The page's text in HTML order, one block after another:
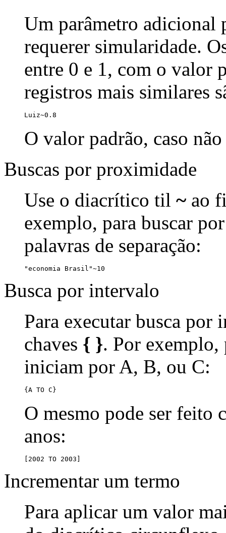
Um parâmetro adicional
requerer simularidade.
entre 0 e 1, com o valor
registros mais similares
Luiz~0.8
O valor padrão, caso
Buscas por proximidade
Use o diacrítico til ~ ao
exemplo, para buscar
palavras de separação:
"economia Brasil"~10
Busca por intervalo
Para executar busca por
chaves { }. Por exemplo,
iniciam por A, B, ou C:
{A TO C}
O mesmo pode ser feito
anos:
[2002 TO 2003]
Incrementar um termo
Para aplicar um valor